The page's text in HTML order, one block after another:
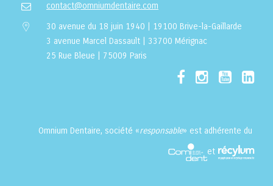
contact@omniumdentaire.com
30 avenue du 18 juin 1940 | 19100 Brive-la-Gaillarde
3 avenue Marcel Dassault | 33700 Mérignac
25 Rue Bleue | 75009 Paris
Omnium Dentaire, société «responsable» est adhérente du
et